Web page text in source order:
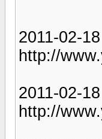
2011-02-
http://
2011-02-
http://